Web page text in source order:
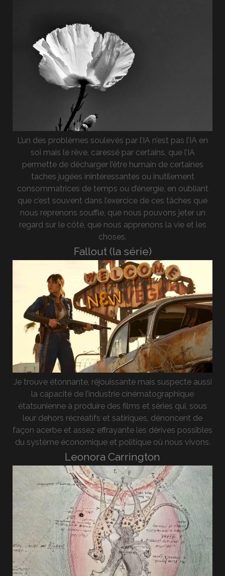
L’un des problèmes soulevés par l’IA n’est pas l’IA en
soi mais le rêve, caressé par certains, que l’IA
permette de décharger l’être humain de certaines
taches jugées inintéressantes ou inutilement
consommatrices de temps ou d’énergie, en oubliant
que c’est souvent dans l’exercice de ces tâches que
nous reprenons souffle, que nous pouvons jeter un
regard sur le côté, que nous apprenons la vie et les
choses.
Fallout (la série)
Je trouve étonnante, réjouissante mais suspecte aussi
la capacité de l’industrie cinématographique
étatsunienne à produire des films et séries qui, sous
leur dehors récréatifs et satiriques, dénoncent de
façon acerbe et assez effrayante les dérives possibles
du système économique et politique où nous vivons.
Leonora Carrington